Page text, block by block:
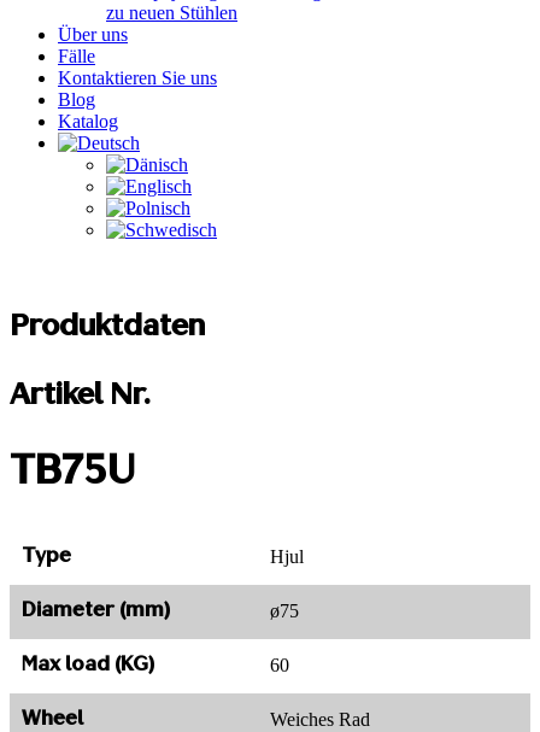
zu neuen Stühlen
Über uns
Fälle
Kontaktieren Sie uns
Blog
Katalog
Produktdaten
Artikel Nr.
TB75U
Type Hjul
Diameter (mm) ø75
Max load (KG) 60
Wheel Weiches Rad